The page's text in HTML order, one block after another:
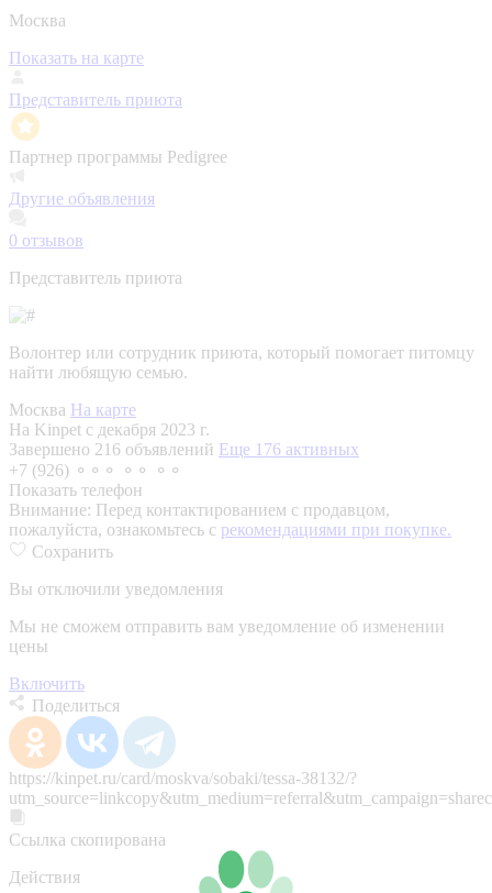
Москва
Показать на карте
Представитель приюта
Партнер программы Pedigree
Другие объявления
0 отзывов
Представитель приюта
Волонтер или сотрудник приюта, который помогает питомцу
найти любящую семью.
Москва На карте
На Kinpet c декабря 2023 г.
Завершено 216 объявлений Еще 176 активных
+7 (926) ⚬⚬⚬ ⚬⚬ ⚬⚬
Показать телефон
Внимание: Перед контактированием с продавцом,
пожалуйста, ознакомьтесь с рекомендациями при покупке.
Сохранить
Вы отключили уведомления
Мы не сможем отправить вам уведомление об изменении
цены
Включить
Поделиться
https://kinpet.ru/card/moskva/sobaki/tessa-38132/?
Ссылка скопирована
Действия